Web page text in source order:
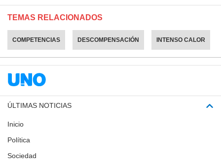
TEMAS RELACIONADOS
COMPETENCIAS DESCOMPENSACIÓN INTENSO CALOR
ÚLTIMAS NOTICIAS
Inicio
Política
Sociedad